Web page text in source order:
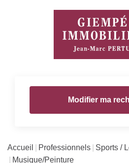
Modifier ma
Accueil Professionnels
Sports /
Musique/Peinture